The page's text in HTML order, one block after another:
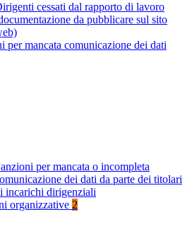
cessati dal rapporto di lavoro
da pubblicare sul sito
per mancata comunicazione dei dati
per mancata o incompleta
dei dati da parte dei titolari
incarichi dirigenziali
organizzative 2